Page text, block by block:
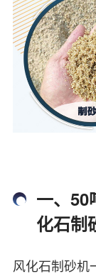
一、50
化石制
风化石制砂机